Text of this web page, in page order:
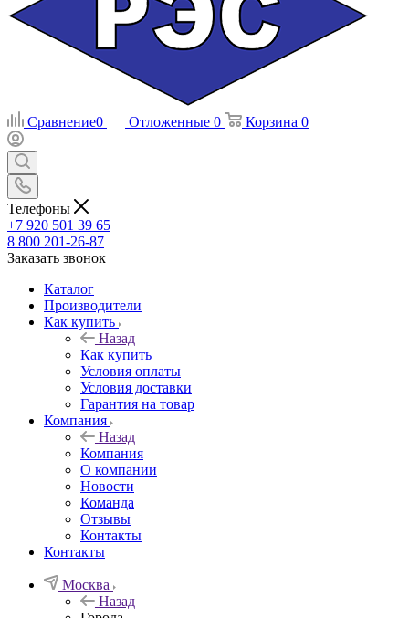
Сравнение0 Отложенные 0 Корзина 0
Телефоны
+7 920 501 39 65
8 800 201-26-87
Заказать звонок
Каталог
Производители
Как купить
Назад
Как купить
Условия оплаты
Условия доставки
Гарантия на товар
Компания
Назад
Компания
О компании
Новости
Команда
Отзывы
Контакты
Контакты
Москва
Назад